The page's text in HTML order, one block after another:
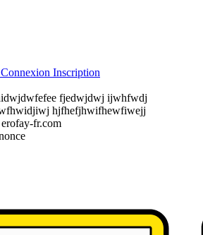
Connexion Inscription
fjedwjdwj ijwhfwdj
hjfhefjhwifhewfiwejj
fr.com